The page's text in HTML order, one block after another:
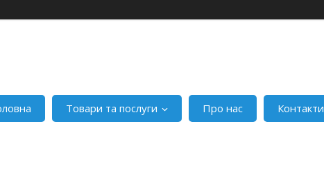
Товари та послуги Про нас Контакти